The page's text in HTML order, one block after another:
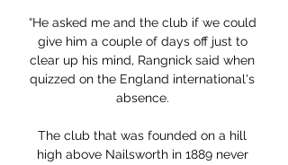
“He asked me and the club if we could
give him a couple of days off just to
clear up his mind, Rangnick said when
quizzed on the England international's
absence.
The club that was founded on a hill
high above Nailsworth in 1889 never